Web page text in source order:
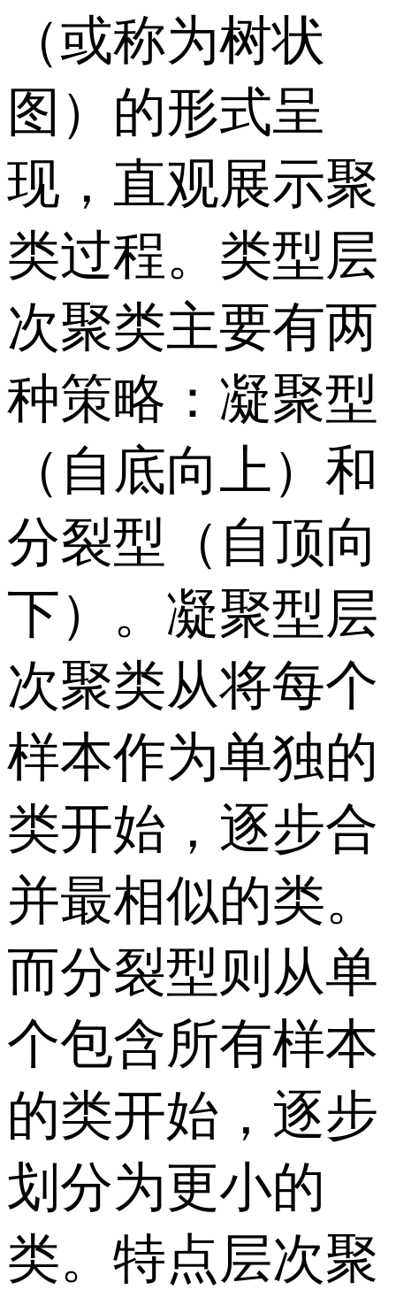
（或称为树状
图）的形式呈
现，直观展示聚
类过程。类型层
次聚类主要有两
种策略：凝聚型
（自底向上）和
分裂型（自顶向
下）。凝聚型层
次聚类从将每个
样本作为单独的
类开始，逐步合
并最相似的类。
而分裂型则从单
个包含所有样本
的类开始，逐步
划分为更小的
类。特点层次聚